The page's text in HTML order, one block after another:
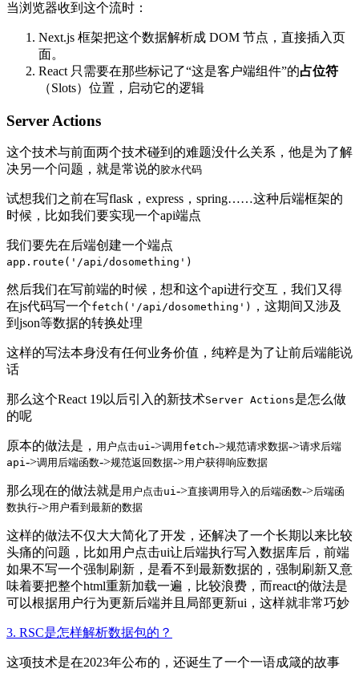
当浏览器收到这个流时：
Next.js 框架把这个数据解析成 DOM 节点，直接插入页
面。
React 只需要在那些标记了“这是客户端组件”的占位符
（Slots）位置，启动它的逻辑
Server Actions
这个技术与前面两个技术碰到的难题没什么关系，他是为了解
决另一个问题，就是常说的胶水代码
试想我们之前在写flask，express，spring……这种后端框架的
时候，比如我们要实现一个api端点
我们要先在后端创建一个端点
app.route('/api/dosomething')
然后我们在写前端的时候，想和这个api进行交互，我们又得
在js代码写一个fetch('/api/dosomething')
，这期间又涉及
到json等数据的转换处理
这样的写法本身没有任何业务价值，纯粹是为了让前后端能说
话
那么这个React 19以后引入的新技术Server Actions是怎么做
的呢
原本的做法是， 用户点击ui->调用fetch->规范请求数据->请求后端
api->调用后端函数->规范返回数据->用户获得响应数据
那么现在的做法就是用户点击ui->直接调用导入的后端函数->后端函
数执行->用户看到最新的数据
这样的做法不仅大大简化了开发，还解决了一个长期以来比较
头痛的问题，比如用户点击ui让后端执行写入数据库后，前端
如果不写一个强制刷新，是看不到最新数据的，强制刷新又意
味着要把整个html重新加载一遍，比较浪费，而react的做法是
可以根据用户行为更新后端并且局部更新ui，这样就非常巧妙
3. RSC是怎样解析数据包的？
这项技术是在2023年公布的，还诞生了一个一语成箴的故事